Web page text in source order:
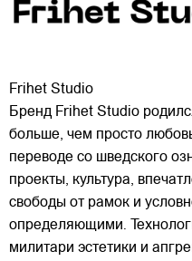
Frihet Studio
Бренд Frihet Studio
больше, чем просто
переводе со шведского
проекты, культура,
свободы от рамок и
определяющими.
милитари эстетики и